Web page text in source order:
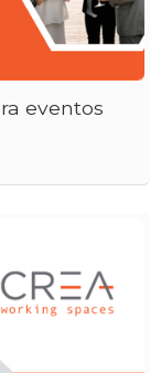
eventos